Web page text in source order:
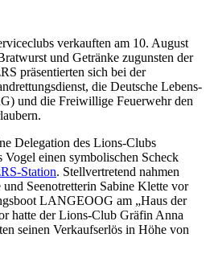
verkauften am 10. August
und Getränke zugunsten der
präsentierten sich bei der
die Deutsche Lebens-
und die Freiwillige Feuerwehr den
Delegation des Lions-Clubs
einen symbolischen Scheck
Station. Stellvertretend nahmen
Seenotretterin Sabine Klette vor
LANGEOOG am „Haus der
hatte der Lions-Club Gräfin Anna
seinen Verkaufserlös in Höhe von